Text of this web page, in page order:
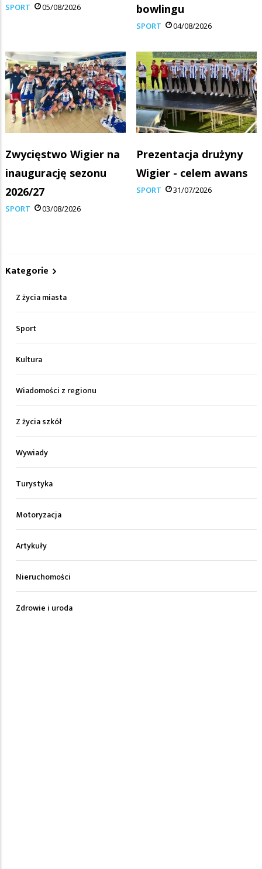
SPORT 05/08/2026
bowlingu
SPORT 04/08/2026
Zwycięstwo Wigier na
inaugurację sezonu
2026/27
SPORT 03/08/2026
Prezentacja drużyny
Wigier - celem awans
SPORT 31/07/2026
Kategorie
Z życia miasta
Sport
Kultura
Wiadomości z regionu
Z życia szkół
Wywiady
Turystyka
Motoryzacja
Artykuły
Nieruchomości
Zdrowie i uroda